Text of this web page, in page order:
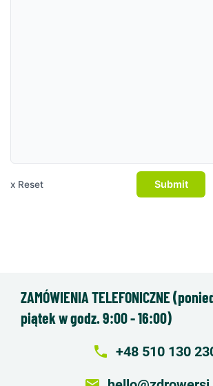
x Reset Submit
ZAMÓWIENIA TELEFONICZNE
piątek w godz. 9:00 - 16:00)
local_phone +48 510 130